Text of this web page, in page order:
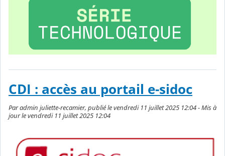
CDI : accès au portail e-sidoc
Par admin juliette-recamier, publié le vendredi 11 juillet 2025 12:04 - Mis à
jour le vendredi 11 juillet 2025 12:04